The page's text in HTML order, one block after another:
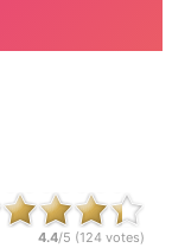
4.4/5 (124 votes)